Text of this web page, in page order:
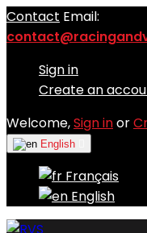
Contact Email:
Sign in
Create an
Welcome,Sign inor
English
Français
English